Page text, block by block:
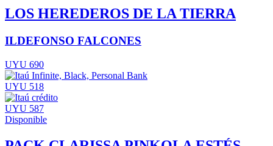
LOS HEREDEROS DE LA TIERRA
ILDEFONSO FALCONES
UYU 690
UYU 518
UYU 587
Disponible